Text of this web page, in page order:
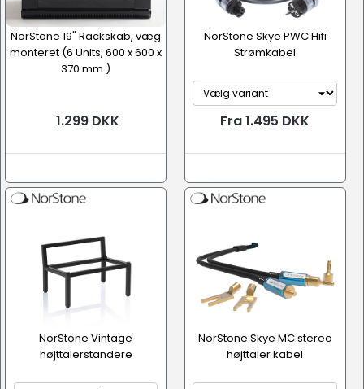
NorStone 19" Rackskab, væg
monteret (6 Units, 600 x 600 x
370 mm.)
1.299 DKK
NorStone Skye PWC Hifi
Strømkabel
Fra 1.495 DKK
NorStone Vintage
højttalerstandere
NorStone Skye MC stereo
højttaler kabel